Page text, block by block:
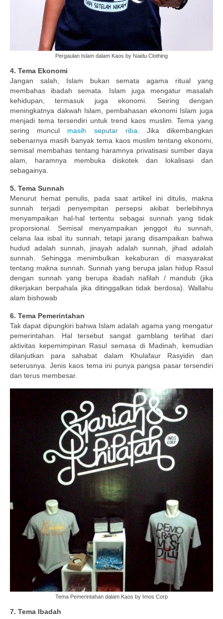
Pergaulan Islam dalam Kaos by Naidu Clothing
4. Tema Ekonomi
Jangan salah, Islam bukan semata agama ritual yang
membahas ibadah semata. Islam juga mengatur masalah
kehidupan, termasuk juga ekonomi. Seiring dengan
meningkatnya dakwah Islam, pembahasan ekonomi Islam juga
menjadi tema tersendiri untuk trend kaos muslim. Tema yang
sering muncul masih seputar riba . Jika dikembangkan
sebenarnya masih banyak tema kaos muslim tentang ekonomi,
semisal membahas tentang haramnya privatisasi sumber daya
alam, haramnya membuka diskotek dan lokalisasi dan
sebagainya.
5. Tema Sunnah
Menurut hemat penulis, pada saat artikel ini ditulis, makna
sunnah terjadi penyempitan persepsi akibat berlebihnya
menyampaikan hal-hal tertentu sebagai sunnah yang tidak
proporsional. Semisal menyampaikan jenggot itu sunnah,
celana laa isbal itu sunnah, tetapi jarang disampaikan bahwa
hudud adalah sunnah, jinayah adalah sunnah, jihad adalah
sunnah. Sehingga menimbulkan kekaburan di masyarakat
tentang makna sunnah. Sunnah yang berupa jalan hidup Rasul
dengan sunnah yang berupa ibadah nafilah / mandub (jika
dikerjakan berpahala jika ditinggalkan tidak berdosa). Wallahu
alam bishowab
6. Tema Pemerintahan
Tak dapat dipungkiri bahwa Islam adalah agama yang mengatur
pemerintahan. Hal tersebut sangat gamblang terlihat dari
aktivitas kepemimpinan Rasul semasa di Madinah, kemudian
dilanjutkan para sahabat dalam Khulafaur Rasyidin dan
seterusnya. Jenis kaos tema ini punya pangsa pasar tersendiri
dan terus membesar.
Tema Pemerintahan dalam Kaos by Imos Corp
7. Tema Ibadah